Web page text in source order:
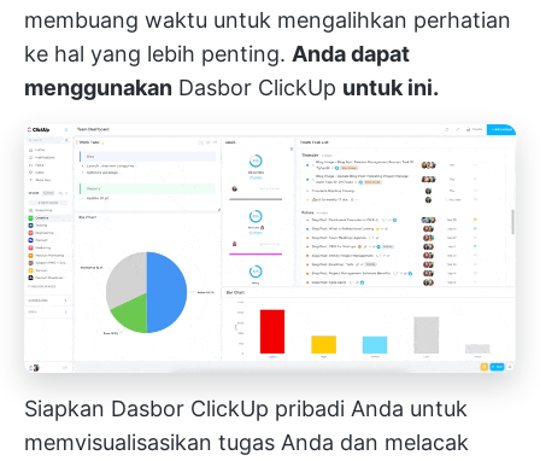
membuang waktu untuk mengalihkan perhatian
ke hal yang lebih penting. Anda dapat
menggunakan Dasbor ClickUp untuk ini.
Siapkan Dasbor ClickUp pribadi Anda untuk
memvisualisasikan tugas Anda dan melacak